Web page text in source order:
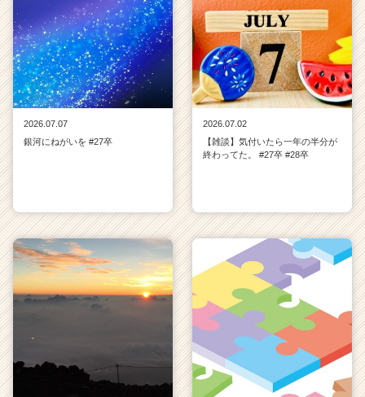
2026.07.07
銀河にねがいを #27卒
2026.07.02
【雑談】気付いたら一年の半分が
終わってた。 #27卒 #28卒